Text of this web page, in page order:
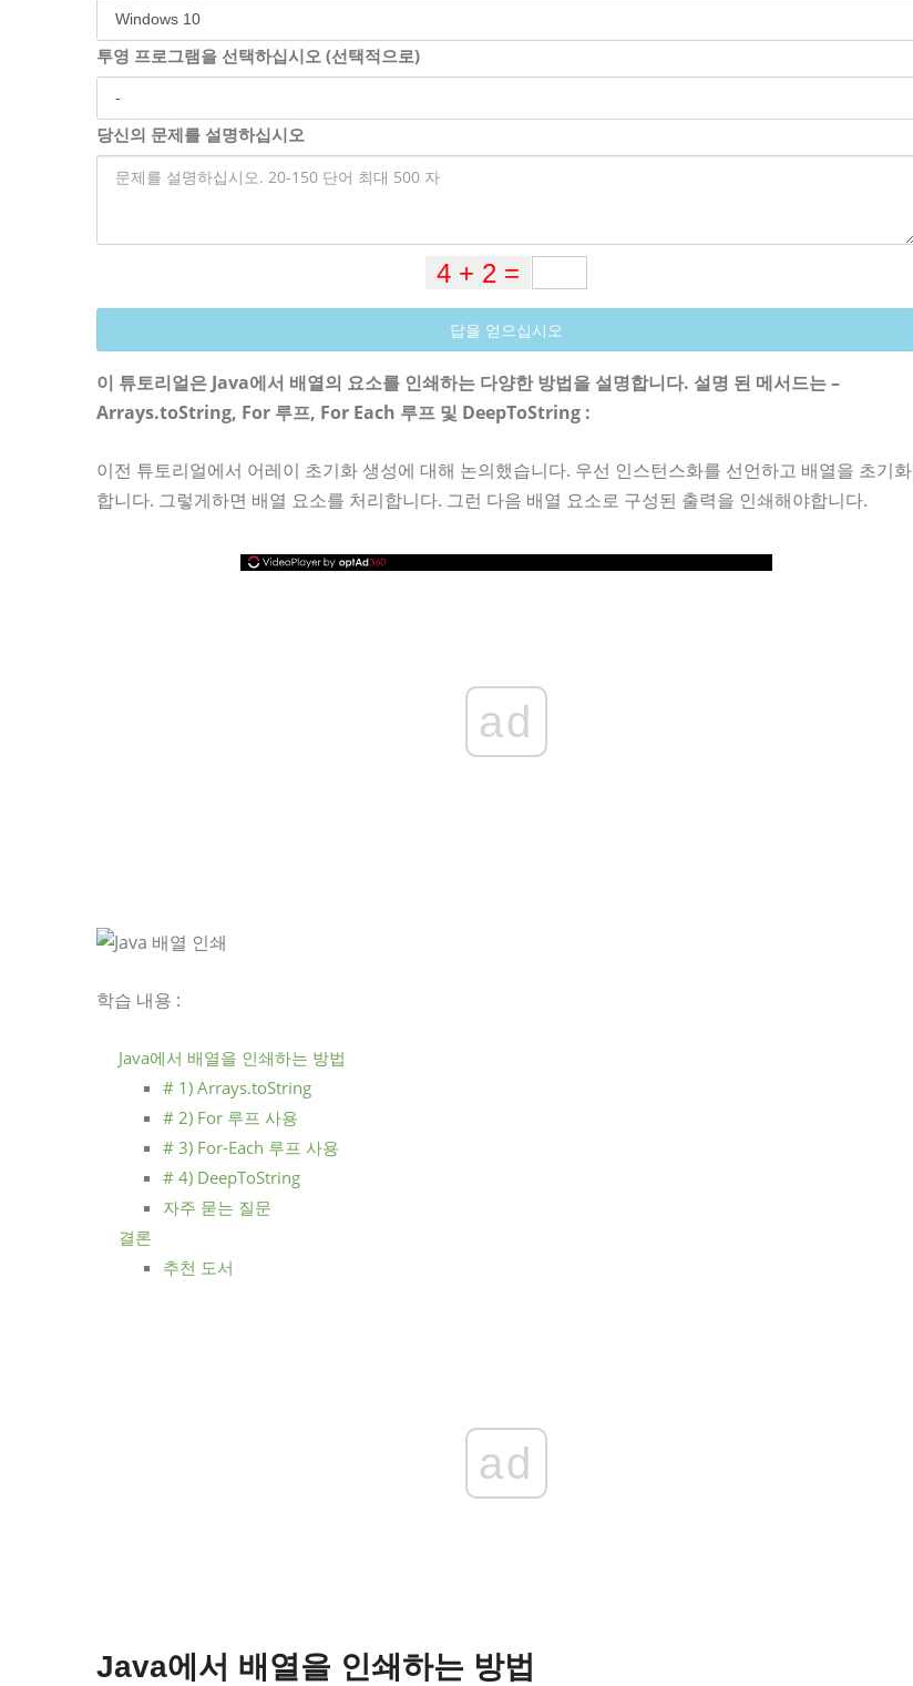
투영 프로그램을 선택하십시오 (선택적으로)
당신의 문제를 설명하십시오
답을 얻으십시오
이 튜토리얼은 Java에서 배열의 요소를 인쇄하는 다양한 방법을 설명합니다. 설명 된 메서드는 –
Arrays.toString, For 루프, For Each 루프 및 DeepToString :
이전 튜토리얼에서 어레이 초기화 생성에 대해 논의했습니다. 우선 인스턴스화를 선언하고 배열을 초기화
합니다. 그렇게하면 배열 요소를 처리합니다. 그런 다음 배열 요소로 구성된 출력을 인쇄해야합니다.
ad
학습 내용 :
Java에서 배열을 인쇄하는 방법
# 1) Arrays.toString
# 2) For 루프 사용
# 3) For-Each 루프 사용
# 4) DeepToString
자주 묻는 질문
결론
추천 도서
ad
Java에서 배열을 인쇄하는 방법